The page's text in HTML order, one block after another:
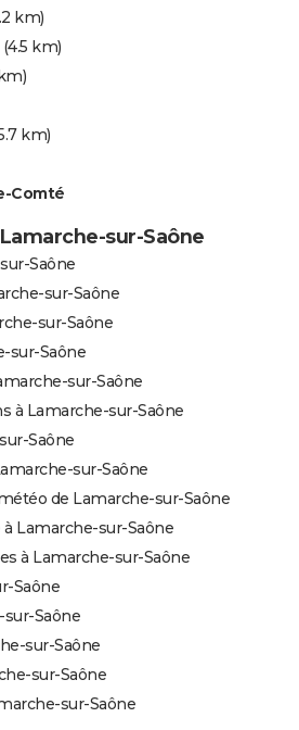
km)
(4.5 km)
km)
Comté
sur-Saône
Saône
sur-Saône
sur-Saône
sur-Saône
sur-Saône
à Lamarche-sur-Saône
Saône
sur-Saône
de Lamarche-sur-Saône
Lamarche-sur-Saône
à Lamarche-sur-Saône
Saône
Saône
sur-Saône
sur-Saône
sur-Saône